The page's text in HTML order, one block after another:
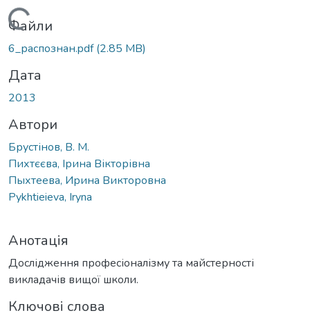
Вантажиться...
Файли
6_распознан.pdf(2.85 MB)
Дата
2013
Автори
Брустінов, В. М.
Пихтєєва, Ірина Вікторівна
Пыхтеева, Ирина Викторовна
Pykhtieieva, Iryna
Анотація
Дослідження професіоналізму та майстерності
викладачів вищої школи.
Ключові слова